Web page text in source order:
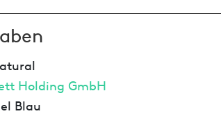
Holding GmbH
Blau